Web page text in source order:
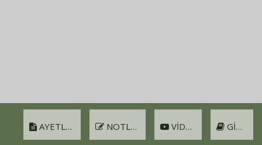
AYETLER NOTLAR VIDEO GIRIŞ